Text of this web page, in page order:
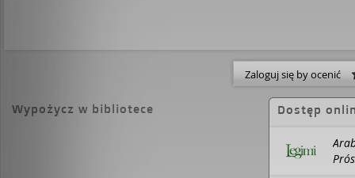
Adil odkryje swoją orientację, ale czy
Spokojni bohaterowie zostają wplątani w
Hamasem. Rzeź izraelskiej ludności
XXI w. bierze się zakładników i używa
żywych tarcz. Nie chce się w to wierzyć!
Zaloguj się by ocenić
Wypożycz w bibliotece Dostęp